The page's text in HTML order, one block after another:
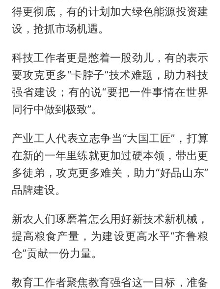
得更彻底，有的计划加大绿色能源投资建
设，抢抓市场机遇。
科技工作者更是憋着一股劲儿，有的表示
要攻克更多“卡脖子”技术难题，助力科技
强省建设；有的说“要把一件事情在世界
同行中做到极致”。
产业工人代表立志争当“大国工匠”，打算
在新的一年里练就更加过硬本领，带出更
多徒弟，攻克更多难关，助力“好品山东”
品牌建设。
新农人们琢磨着怎么用好新技术新机械，
提高粮食产量，为建设更高水平“齐鲁粮
仓”贡献一份力量。
教育工作者聚焦教育强省这一目标，准备